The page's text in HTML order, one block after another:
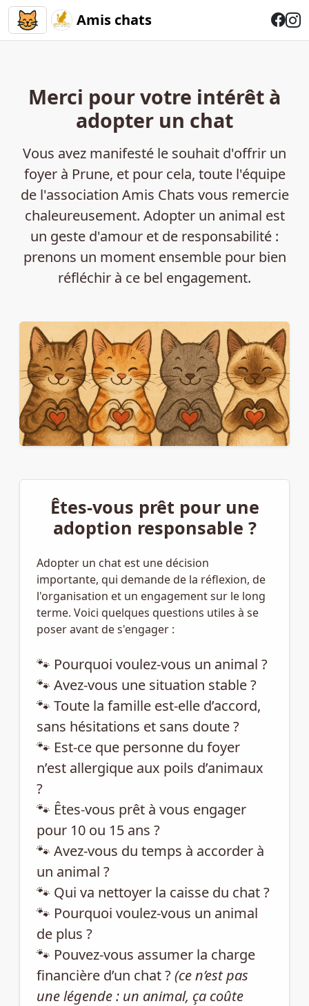
Amis chats
Merci pour votre intérêt à
adopter un chat
Vous avez manifesté le souhait d'offrir un
foyer à Prune, et pour cela, toute l'équipe
de l'association Amis Chats vous remercie
chaleureusement. Adopter un animal est
un geste d'amour et de responsabilité :
prenons un moment ensemble pour bien
réfléchir à ce bel engagement.
Êtes-vous prêt pour une
adoption responsable ?
Adopter un chat est une décision
importante, qui demande de la réflexion, de
l'organisation et un engagement sur le long
terme. Voici quelques questions utiles à se
poser avant de s'engager :
🐾 Pourquoi voulez-vous un animal ?
🐾 Avez-vous une situation stable ?
🐾 Toute la famille est-elle d’accord,
sans hésitations et sans doute ?
🐾 Est-ce que personne du foyer
n’est allergique aux poils d’animaux
?
🐾 Êtes-vous prêt à vous engager
pour 10 ou 15 ans ?
🐾 Avez-vous du temps à accorder à
un animal ?
🐾 Qui va nettoyer la caisse du chat ?
🐾 Pourquoi voulez-vous un animal
de plus ?
🐾 Pouvez-vous assumer la charge
financière d’un chat ?(ce n’est pas
une légende : un animal, ça coûte